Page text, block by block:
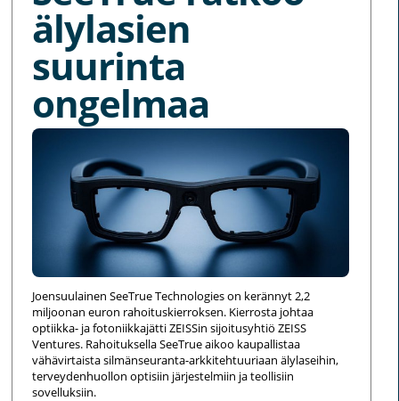
älylasien
suurinta
ongelmaa
Joensuulainen SeeTrue Technologies on kerännyt 2,2
miljoonan euron rahoituskierroksen. Kierrosta johtaa
optiikka- ja fotoniikkajätti ZEISSin sijoitusyhtiö ZEISS
Ventures. Rahoituksella SeeTrue aikoo kaupallistaa
vähävirtaista silmänseuranta-arkkitehtuuriaan älylaseihin,
terveydenhuollon optisiin järjestelmiin ja teollisiin
sovelluksiin.